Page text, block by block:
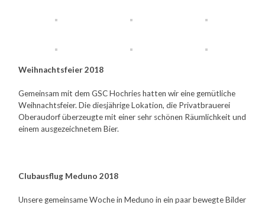
Weihnachtsfeier 2018
Gemeinsam mit dem GSC Hochries hatten wir eine gemütliche
Weihnachtsfeier. Die diesjährige Lokation, die Privatbrauerei
Oberaudorf überzeugte mit einer sehr schönen Räumlichkeit und
einem ausgezeichnetem Bier.
Clubausflug Meduno 2018
Unsere gemeinsame Woche in Meduno in ein paar bewegte Bilder